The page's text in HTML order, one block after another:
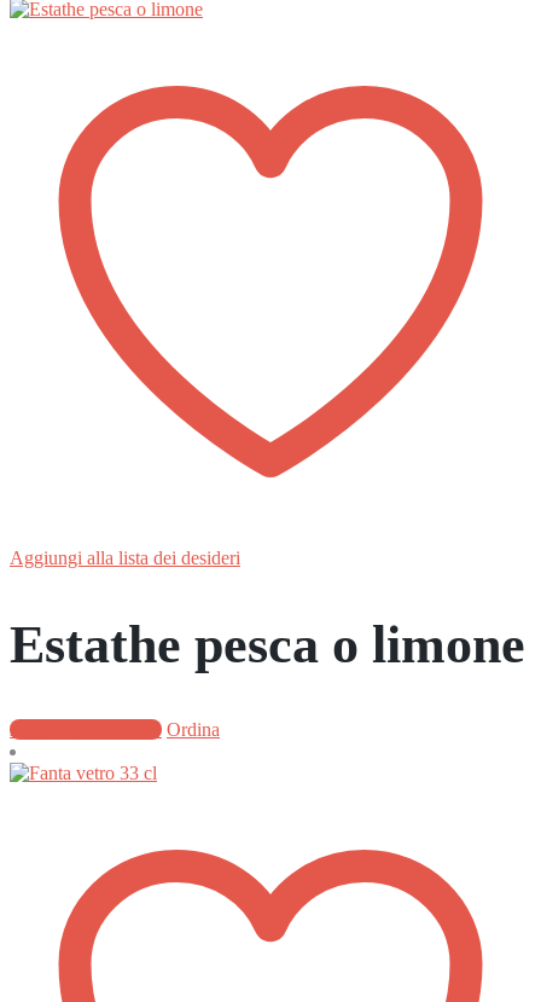
Aggiungi alla lista dei desideri
Estathe pesca o limone
Aggiungi al carrello Ordina